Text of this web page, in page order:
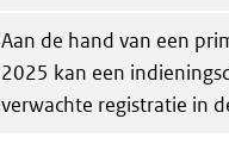
Aan de hand van een
2025 kan een
verwachte registratie in